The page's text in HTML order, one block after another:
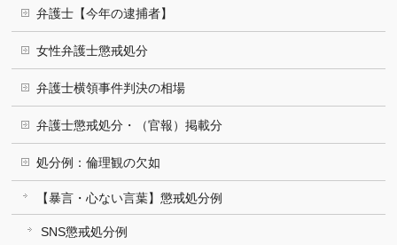
弁護士【今年の逮捕者】
女性弁護士懲戒処分
弁護士横領事件判決の相場
弁護士懲戒処分・（官報）掲載分
処分例：倫理観の欠如
【暴言・心ない言葉】懲戒処分例
SNS懲戒処分例